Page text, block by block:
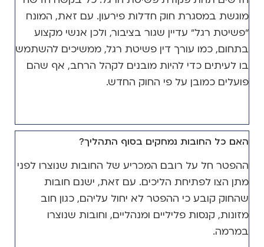
מוגשת במסגרת חוק חדלות פירעון. עם זאת, המונח
"פשיטת רגל" עדיין שגור בציבור, ולכן אנשי מקצוע
בתחום, כמו עורך דין פשיטת רגל, ממשיכים להשתמש
בו לעיתים כדי להיות מובנים לקהל הרחב, אף שהם
פועלים כמובן על פי החוק החדש.
האם כל החובות נמחקים בסוף התהליך?
ההפטר חל על רובם המכריע של החובות שנוצרו לפני
מתן הצו לפתיחת הליכים. עם זאת, ישנם חובות
שהחוק קובע כי ההפטר לא יחול עליהם, כגון חוב
מזונות, קנסות פליליים ומנהליים, וחובות שנוצרו
במרמה.